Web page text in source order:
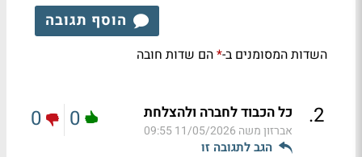
הוסף תגובה
השדות המסומנים ב-*הם שדות חובה
2
. כל הכבוד לחברה ולהצלחת
אברזון משה 11/05/2026 09:55
הגב לתגובה זו
0
0